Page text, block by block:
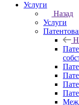
Услуги
Назад
Услуги